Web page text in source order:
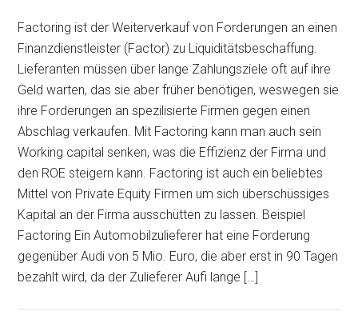
Factoring ist der Weiterverkauf von Forderungen an einen
Finanzdienstleister (Factor) zu Liquiditätsbeschaffung.
Lieferanten müssen über lange Zahlungsziele oft auf ihre
Geld warten, das sie aber früher benötigen, weswegen sie
ihre Forderungen an spezilisierte Firmen gegen einen
Abschlag verkaufen. Mit Factoring kann man auch sein
Working capital senken, was die Effizienz der Firma und
den ROE steigern kann. Factoring ist auch ein beliebtes
Mittel von Private Equity Firmen um sich überschüssiges
Kapital an der Firma ausschütten zu lassen. Beispiel
Factoring Ein Automobilzulieferer hat eine Forderung
gegenüber Audi von 5 Mio. Euro, die aber erst in 90 Tagen
bezahlt wird, da der Zulieferer Aufi lange […]